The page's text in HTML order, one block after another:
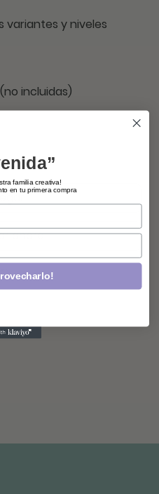
variantes y niveles
incluidas)
ahora
familia creativa!
en tu primera compra